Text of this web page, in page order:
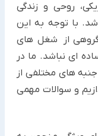
روحی و زندگی
با توجه به این
گروهی از شغل های
ای نباشد. ما در
های مختلفی از
و سوالات مهمی